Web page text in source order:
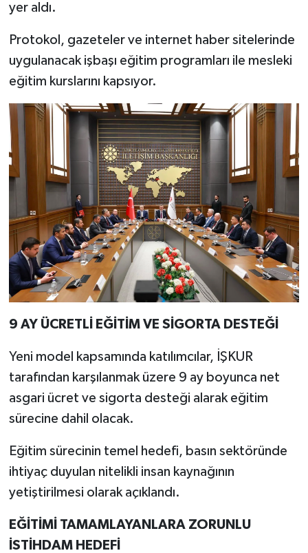
yer aldı.
Protokol, gazeteler ve internet haber sitelerinde
uygulanacak işbaşı eğitim programları ile mesleki
eğitim kurslarını kapsıyor.
9 AY ÜCRETLİ EĞİTİM VE SİGORTA DESTEĞİ
Yeni model kapsamında katılımcılar, İŞKUR
tarafından karşılanmak üzere 9 ay boyunca net
asgari ücret ve sigorta desteği alarak eğitim
sürecine dahil olacak.
Eğitim sürecinin temel hedefi, basın sektöründe
ihtiyaç duyulan nitelikli insan kaynağının
yetiştirilmesi olarak açıklandı.
EĞİTİMİ TAMAMLAYANLARA ZORUNLU
İSTİHDAM HEDEFİ